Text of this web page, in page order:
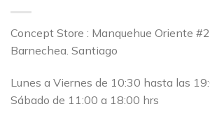
Concept Store : Manquehue Oriente
Barnechea. Santiago
Lunes a Viernes de 10:30 hasta las
Sábado de 11:00 a 18:00 hrs